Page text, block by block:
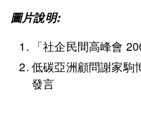
圖片說明:
「社企民間高峰會
低碳亞洲顧問謝家駒
發言